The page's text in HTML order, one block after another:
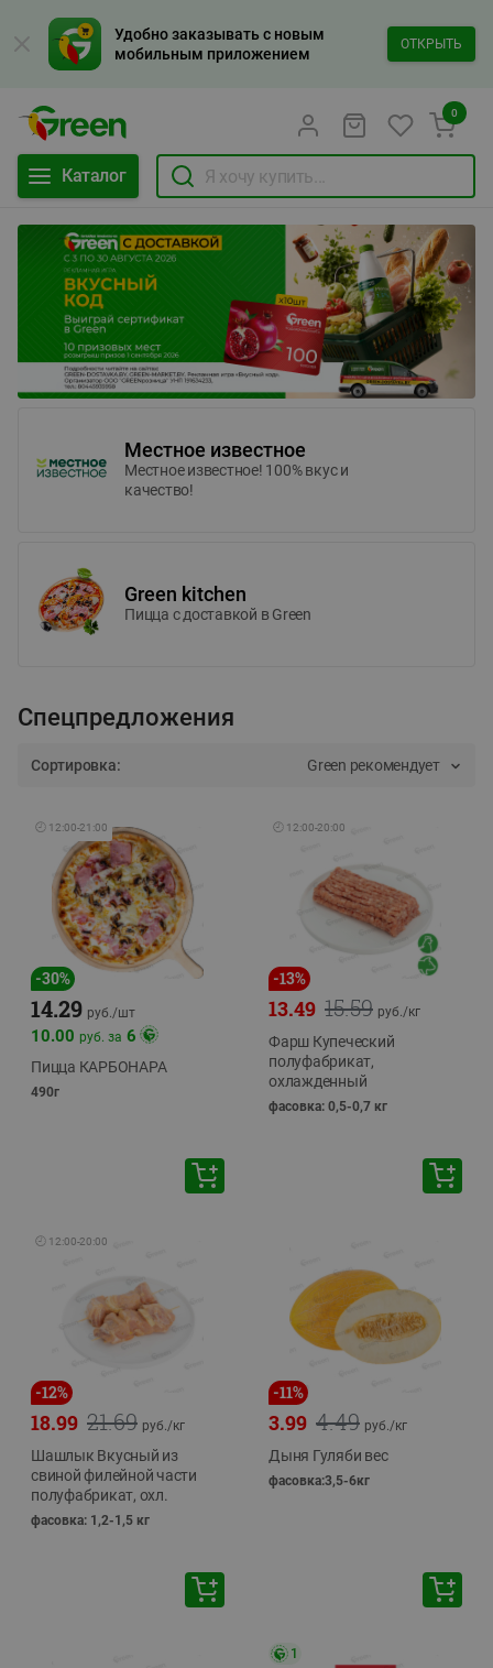
Удобно заказывать с новым
мобильным приложением
ОТКРЫТЬ
Каталог
0
Местное известное
Местное известное! 100% вкус и
качество!
Green kitchen
Пицца c доставкой в Green
Спецпредложения
Сортировка: Green рекомендует
🕘 12:00-21:00
-30%
14.29 руб./шт
10.00 руб. за 6
Пицца КАРБОНАРА
490г
🕘 12:00-20:00
-13%
15.59
13.49 руб./кг
Фарш Купеческий
полуфабрикат,
охлажденный
фасовка: 0,5-0,7 кг
🕘 12:00-20:00
-12%
21.69
18.99 руб./кг
Шашлык Вкусный из
свиной филейной части
полуфабрикат, охл.
фасовка: 1,2-1,5 кг
-11%
4.49
3.99 руб./кг
Дыня Гуляби вес
фасовка:3,5-6кг
1